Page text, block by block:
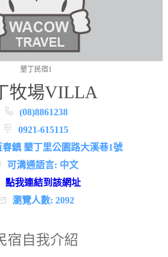
墾丁民宿1
牧場VILLA
(08)8861238
0921-615115
春鎮 墾丁里公園路大溪巷1號
可溝通語言: 中文
點我連結到該網址
瀏覽人數: 2092
宿自我介紹